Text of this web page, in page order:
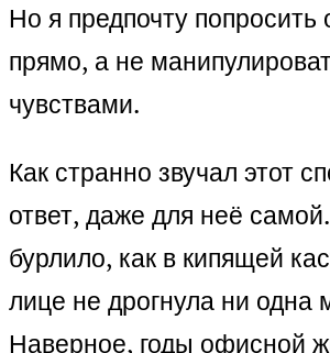
Но я предпочту
прямо, а не
чувствами.
Как странно звучал этот
ответ, даже для неё
бурлило, как в кипящей
лице не дрогнула ни
Наверное, годы офисной